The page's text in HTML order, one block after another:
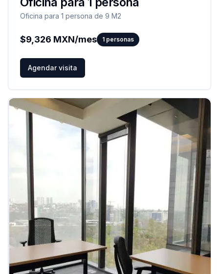
Oficina para 1 persona de 9 M2
$9,326 MXN/mes 1 personas
Agendar visita